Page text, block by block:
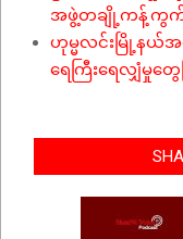
အဖွဲ့တချို့ကန့်ကွ
ဟုမ္မလင်းမြို့နယ်အတွ
ရေကြီးရေလျှံမှုတွေ